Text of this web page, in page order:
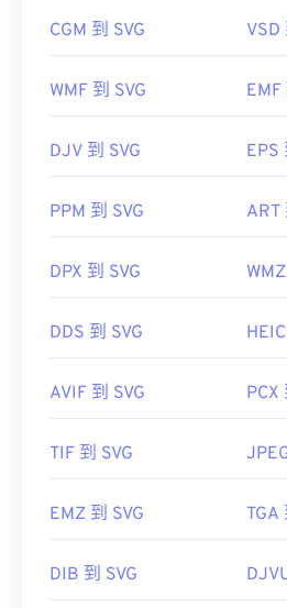
首次发行：1993年
https://de.wikipedia.org/wiki/
与 XML 相关的文本。
保先安装 Adob​​e Creative Suite
可。借助一些在线工具，您可
SVG 转 PDF工具。要将矢量文
转 PNG工具。
开发者：万维网联盟（W3C）
首次发布：2001 年 9 月 4 日
https://www.lifewire.com/svg-
CGM 到 SVG VSD
WMF 到 SVG EMF
DJV 到 SVG EPS
PPM 到 SVG ART
DPX 到 SVG
DDS 到 SVG
AVIF 到 SVG PCX
TIF 到 SVG
EMZ 到 SVG TGA
DIB 到 SVG